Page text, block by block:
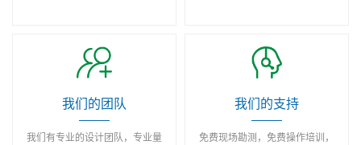
我们的团队
我们有专业的设计团队，专业量
我们的支持
免费现场勘测，免费操作培训，